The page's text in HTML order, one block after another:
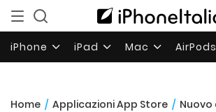
iPhone iPad Mac AirPods
Home / Applicazioni App Store / Nuovo